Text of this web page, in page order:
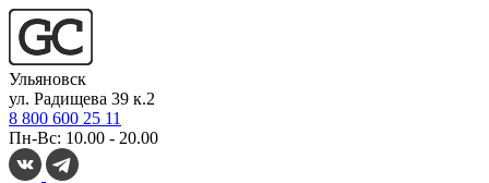
Ульяновск
ул. Радищева 39 к.2
8 800 600 25 11
Пн-Вс: 10.00 - 20.00